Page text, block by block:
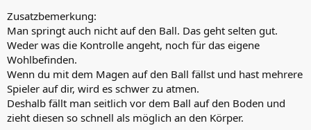
Zusatzbemerkung:
Man springt auch nicht auf den Ball. Das geht selten gut.
Weder was die Kontrolle angeht, noch für das eigene
Wohlbefinden.
Wenn du mit dem Magen auf den Ball fällst und hast mehrere
Spieler auf dir, wird es schwer zu atmen.
Deshalb fällt man seitlich vor dem Ball auf den Boden und
zieht diesen so schnell als möglich an den Körper.